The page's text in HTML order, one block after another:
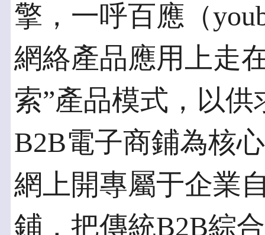
擎，一呼百應（
網絡產品應用上走
索”產品模式，以
B2B電子商鋪為核
網上開專屬于企業
鋪，把傳統B2B綜